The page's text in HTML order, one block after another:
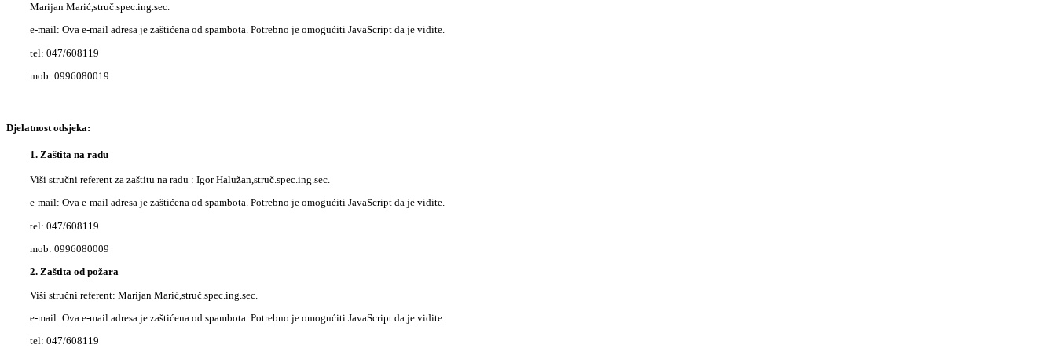
Marijan Marić,struč.spec.ing.sec.
e-mail: Ova e-mail adresa je zaštićena od spambota. Potrebno je omogućiti JavaScript da je vidite.
tel: 047/608119
mob: 0996080019
Djelatnost odsjeka:
1. Zaštita na radu
Viši stručni referent za zaštitu na radu : Igor Halužan,struč.spec.ing.sec.
e-mail: Ova e-mail adresa je zaštićena od spambota. Potrebno je omogućiti JavaScript da je vidite.
tel: 047/608119
mob: 0996080009
2. Zaštita od požara
Viši stručni referent: Marijan Marić,struč.spec.ing.sec.
e-mail: Ova e-mail adresa je zaštićena od spambota. Potrebno je omogućiti JavaScript da je vidite.
tel: 047/608119